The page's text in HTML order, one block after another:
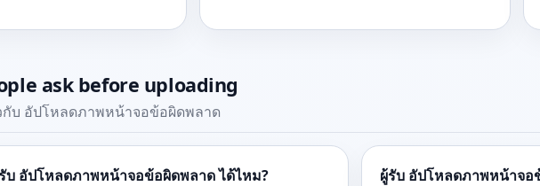
ask before uploading
บ อัปโหลดภาพหน้าจอข้อผิดพลาด
บ อัปโหลดภาพหน้าจอข้อผิดพลาด ได้ไหม?
ผู้รับ อัปโหลดภาพหน้าจ